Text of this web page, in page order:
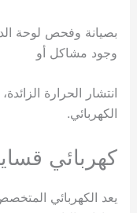
بصيانة وفحص لوحة
وجود مشاكل أو
انتشار الحرارة
الكهربائي.
كهربائي
يعد الكهربائي